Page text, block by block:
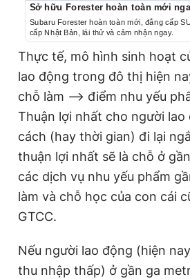
Sở hữu Forester hoàn toàn mới
Subaru Forester hoàn toàn mới, đẳng cấp
cấp Nhật Bản, lái thử và cảm nhận ngay.
Thực tế, mô hình sinh hoạt
lao động trong đô thị hiện
chỗ làm –> điểm nhu yếu
Thuận lợi nhất cho người lao
cách (hay thời gian) đi lại
thuận lợi nhất sẽ là chỗ ở
các dịch vụ nhu yếu phẩm
làm và chỗ học của con cái
GTCC.
Nếu người lao động (hiện
thu nhập thấp) ở gần ga